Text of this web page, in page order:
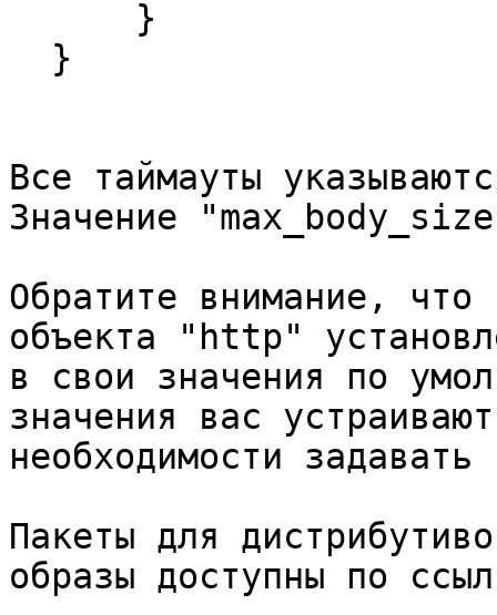
Все таймауты
Значение
Обратите внимание, что
объекта "http"
в свои значения по
значения вас
необходимости
Пакеты для
образы доступны по